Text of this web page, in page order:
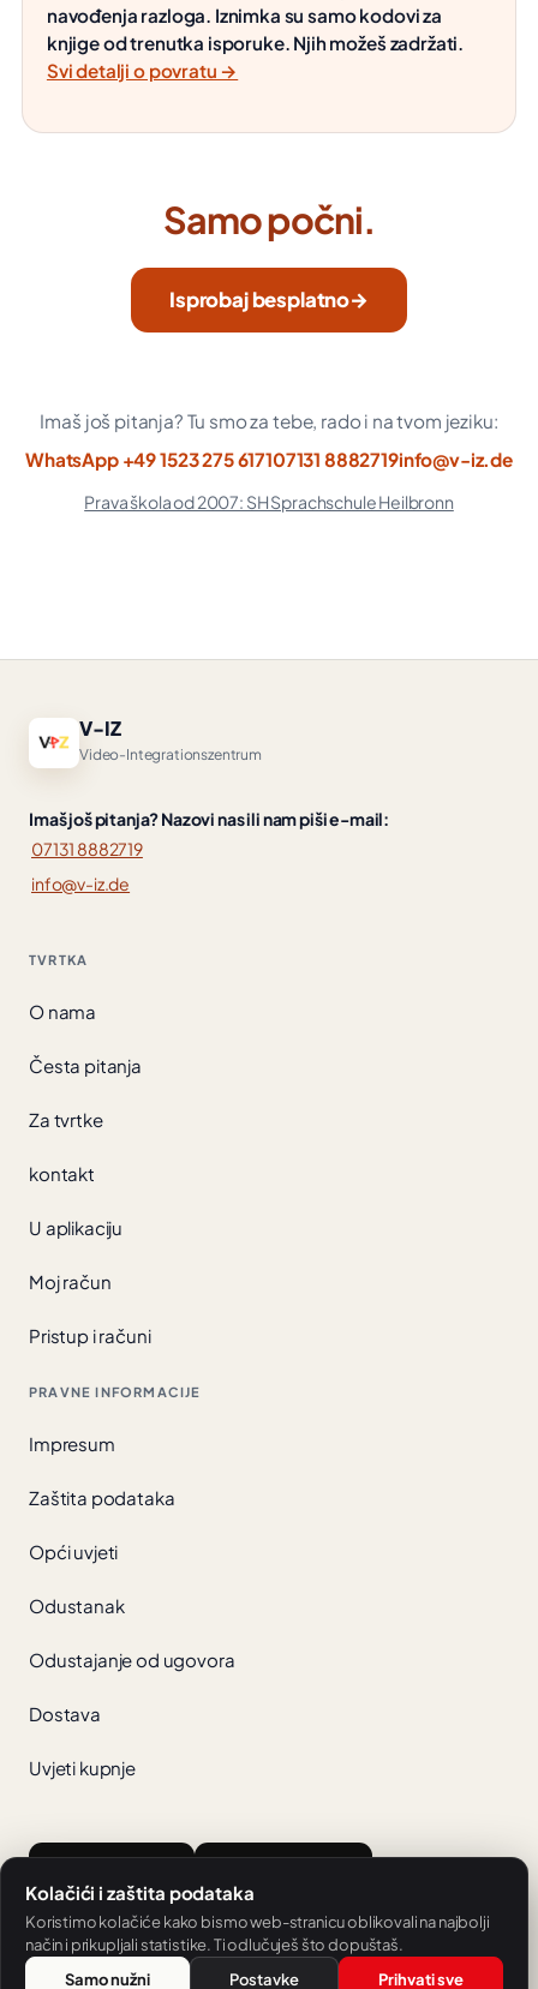
navođenja razloga. Iznimka su samo kodovi za
knjige od trenutka isporuke. Njih možeš zadržati.
Svi detalji o povratu →
Samo počni.
Isprobaj besplatno→
Imaš još pitanja? Tu smo za tebe, rado i na tvom jeziku:
WhatsApp +49 1523 275 617107131 8882719info@v-iz.de
Prava škola od 2007: SH Sprachschule Heilbronn
V-IZ
Video-Integrationszentrum
Imaš još pitanja? Nazovi nas ili nam piši e-mail:
07131 8882719
info@v-iz.de
TVRTKA
O nama
Česta pitanja
Za tvrtke
kontakt
U aplikaciju
Moj račun
Pristup i računi
PRAVNE INFORMACIJE
Impresum
Zaštita podataka
Opći uvjeti
Odustanak
Odustajanje od ugovora
Dostava
Uvjeti kupnje
Kolačići i zaštita podataka
Koristimo kolačiće kako bismo web-stranicu oblikovali na najbolji
način i prikupljali statistike. Ti odlučuješ što dopuštaš.
Samo nužni
Postavke Prihvati sve